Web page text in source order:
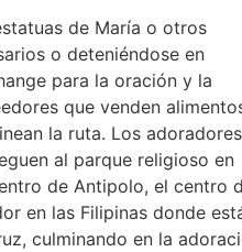
de María o otros
o deteniéndose en
para la oración y la
que venden
la ruta. Los adoradores
al parque religioso en
de Antipolo, el centro
en las Filipinas donde
culminando en la